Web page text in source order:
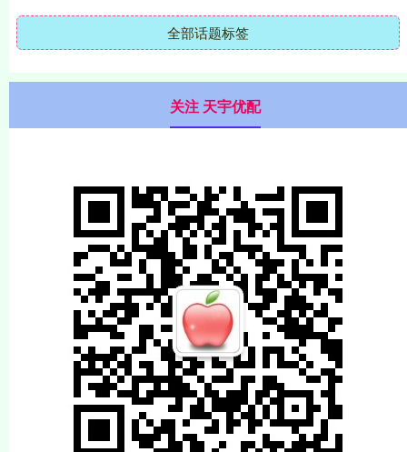
全部话题标签
关注 天宇优配